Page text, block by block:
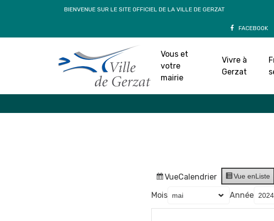
BIENVENUE SUR LE SITE OFFICIEL DE LA VILLE DE GERZAT
FACEBOOK
Vous et
votre
mairie
Vivre à
Gerzat
VueCalendrier Vue enListe
Mois
Année